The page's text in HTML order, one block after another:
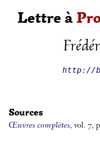
Lettre à
http://
Sources
Œuvres complètes, vol. 7,